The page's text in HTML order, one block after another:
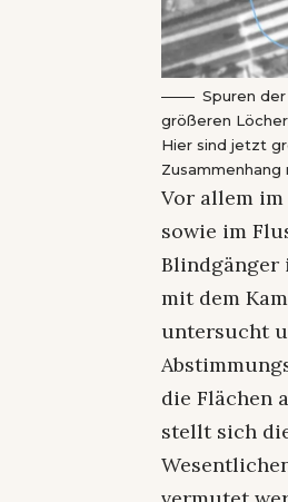
Spuren
größeren
Hier sind jetzt
Vor allem
sowie im
Blindgänger
mit dem
untersucht
die Flächen
stellt sich